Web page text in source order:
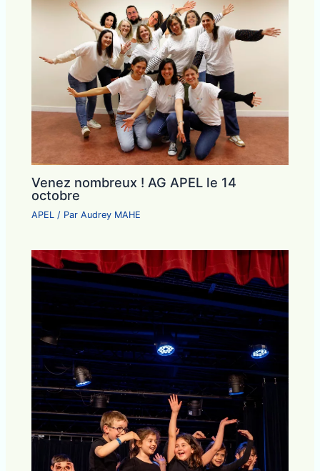
Venez nombreux ! AG APEL le 14
octobre
APEL / ParAudrey MAHE